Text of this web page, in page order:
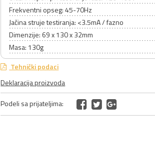
Frekventni opseg: 45-70Hz
Jačina struje testiranja: <3.5mA / fazno
Dimenzije: 69 x 130 x 32mm
Masa: 130g
Tehnički podaci
Deklaracija proizvoda
Podeli sa prijateljima: